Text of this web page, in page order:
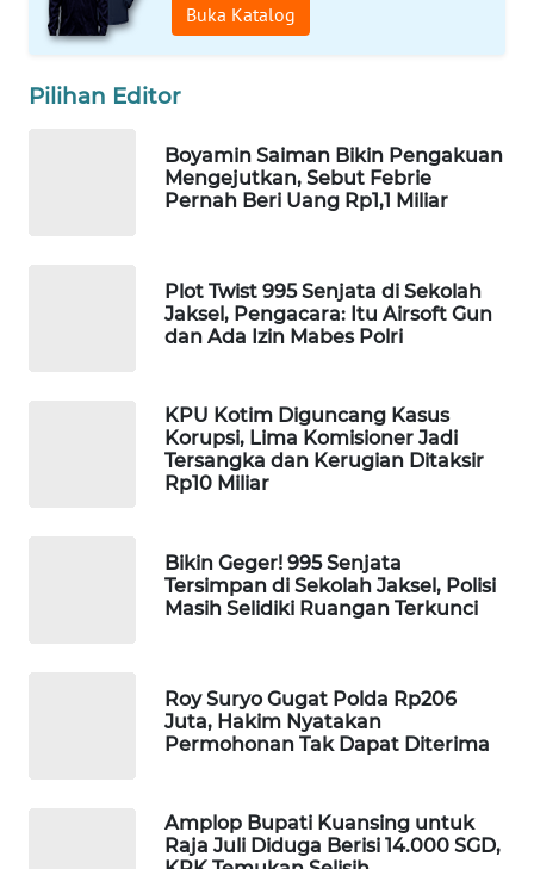
Buka Katalog
Pilihan Editor
Boyamin Saiman Bikin Pengakuan
Mengejutkan, Sebut Febrie
Pernah Beri Uang Rp1,1 Miliar
Plot Twist 995 Senjata di Sekolah
Jaksel, Pengacara: Itu Airsoft Gun
dan Ada Izin Mabes Polri
KPU Kotim Diguncang Kasus
Korupsi, Lima Komisioner Jadi
Tersangka dan Kerugian Ditaksir
Rp10 Miliar
Bikin Geger! 995 Senjata
Tersimpan di Sekolah Jaksel, Polisi
Masih Selidiki Ruangan Terkunci
Roy Suryo Gugat Polda Rp206
Juta, Hakim Nyatakan
Permohonan Tak Dapat Diterima
Amplop Bupati Kuansing untuk
Raja Juli Diduga Berisi 14.000 SGD,
WAHANA
TV
WAHANANEWS